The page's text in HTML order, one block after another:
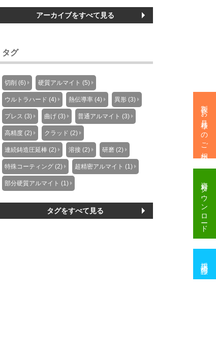
アーカイブをすべて見る
タグ
切削 (6) 硬質アルマイト (5)
ウルトラハード (4) 熱伝導率 (4) 異形 (3)
プレス (3) 曲げ (3) 普通アルマイト (3)
高精度 (2) クラッド (2)
連続鋳造圧延棒 (2) 溶接 (2) 研磨 (2)
特殊コーティング (2) 超精密アルマイト (1)
部分硬質アルマイト (1)
タグをすべて見る
製作・お見積りのご相談
ダウンロード